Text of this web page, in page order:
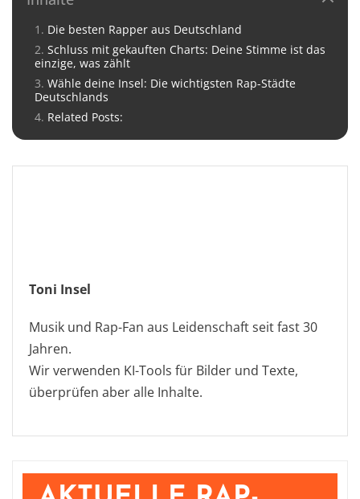
Die besten Rapper aus Deutschland
Schluss mit gekauften Charts: Deine Stimme ist das
einzige, was zählt
Wähle deine Insel: Die wichtigsten Rap-Städte
Deutschlands
Related Posts:
Toni Insel
Musik und Rap-Fan aus Leidenschaft seit fast 30
Jahren.
Wir verwenden KI-Tools für Bilder und Texte,
überprüfen aber alle Inhalte.